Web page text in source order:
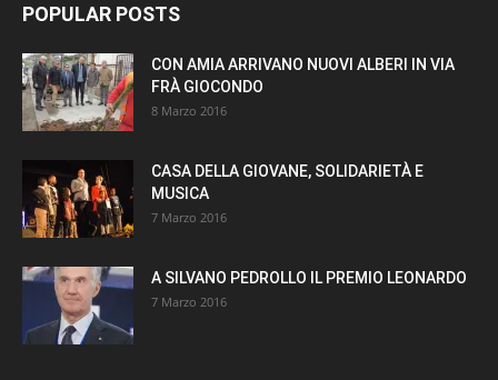
POPULAR POSTS
CON AMIA ARRIVANO NUOVI ALBERI IN VIA
FRÀ GIOCONDO
8 Marzo 2016
CASA DELLA GIOVANE, SOLIDARIETÀ E
MUSICA
7 Marzo 2016
A SILVANO PEDROLLO IL PREMIO LEONARDO
7 Marzo 2016